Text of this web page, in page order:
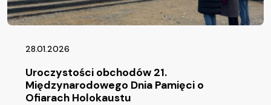
28.01.2026
Uroczystości obchodów 21.
Międzynarodowego Dnia Pamięci o
Ofiarach Holokaustu